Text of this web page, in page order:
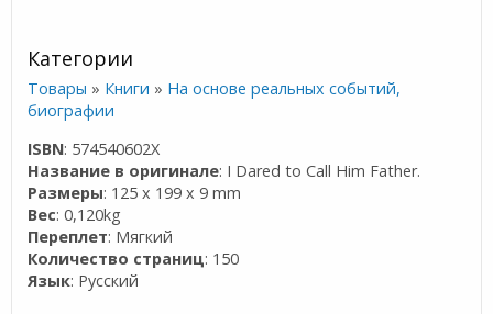
Категории
Товары » Книги » На основе реальных событий,
биографии
ISBN: 574540602X
Название в оригинале: I Dared to Call Him Father.
Размеры: 125 x 199 x 9 mm
Вес: 0,120kg
Переплет: Мягкий
Количество страниц: 150
Язык: Русский